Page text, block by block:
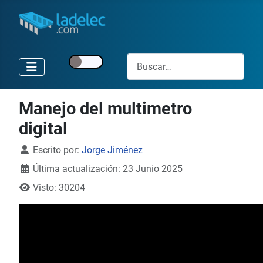
Buscar
Manejo del multimetro
digital
Detalles
Escrito por: Jorge Jiménez
Última actualización: 23 Junio 2025
Visto: 30204